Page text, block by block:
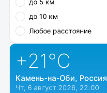
до 5 км
до 10 км
Любое расстояние
+21°C
Камень-на-Оби, Россия
Чт, 6 август 2026, 22:00